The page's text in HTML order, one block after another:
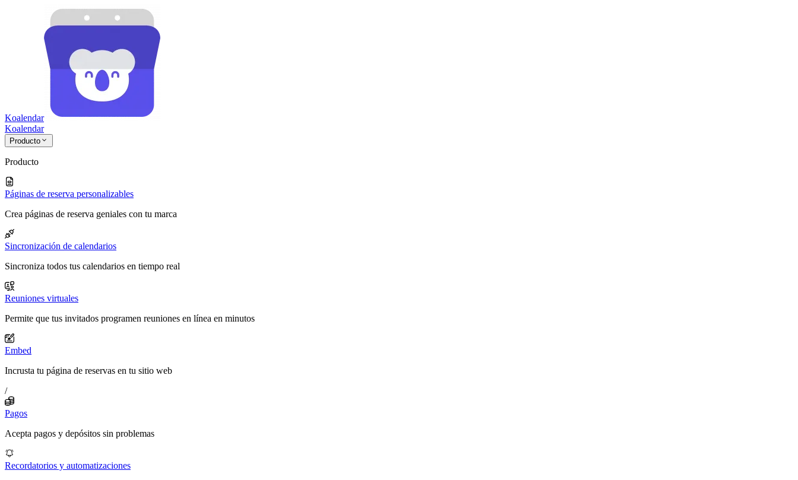
Koalendar
Koalendar
Producto
Producto
Páginas de reserva personalizables
Crea páginas de reserva geniales con tu marca
Sincronización de calendarios
Sincroniza todos tus calendarios en tiempo real
Reuniones virtuales
Permite que tus invitados programen reuniones en línea en minutos
Embed
Incrusta tu página de reservas en tu sitio web
/
Pagos
Acepta pagos y depósitos sin problemas
Recordatorios y automatizaciones